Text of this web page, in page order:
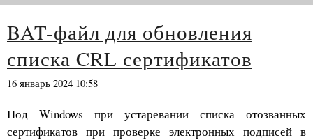
BAT-файл для обновления
списка CRL сертификатов
16 январь 2024 10:58
Под Windows при устаревании списка отозванных
сертификатов при проверке электронных подписей в